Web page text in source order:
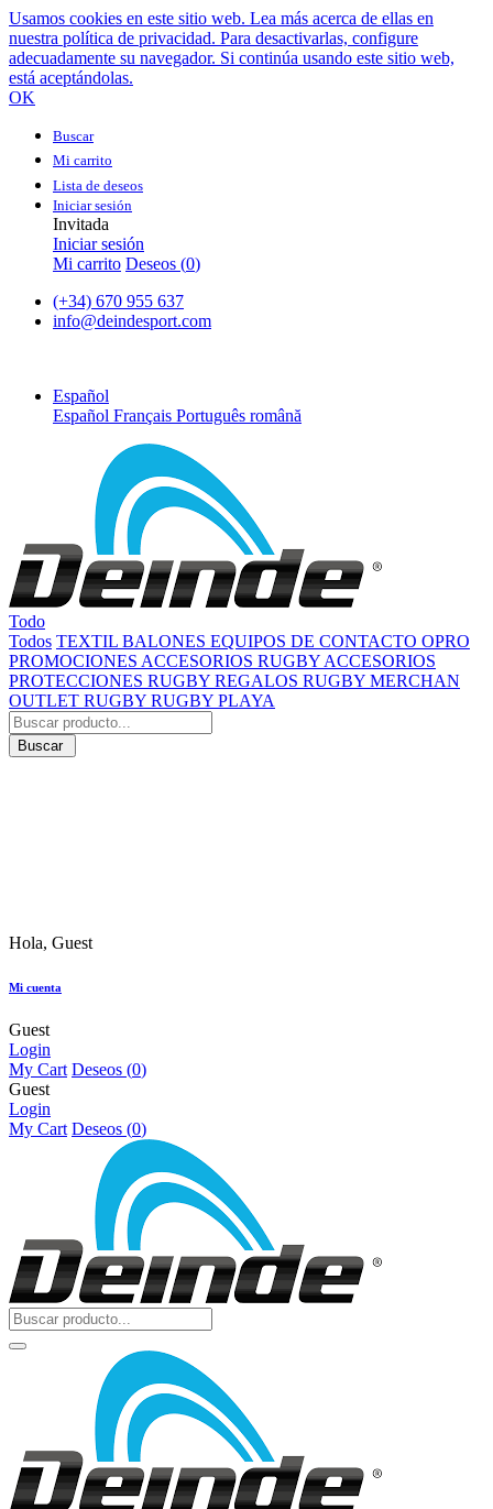
Usamos cookies en este sitio web. Lea más acerca de ellas en
nuestra política de privacidad. Para desactivarlas, configure
adecuadamente su navegador. Si continúa usando este sitio web,
está aceptándolas.
OK
Buscar
Mi carrito
Lista de deseos
Iniciar sesión
Invitada
Iniciar sesión
Mi carrito Deseos (0)
(+34) 670 955 637
info@deindesport.com
Español
Español Français Português română
Todo
Todos TEXTIL BALONES EQUIPOS DE CONTACTO OPRO
PROMOCIONES ACCESORIOS RUGBY ACCESORIOS
PROTECCIONES RUGBY REGALOS RUGBY MERCHAN
OUTLET RUGBY RUGBY PLAYA
Buscar
Hola, Guest
Mi cuenta
Guest
Login
My Cart Deseos (0)
Guest
Login
My Cart Deseos (0)